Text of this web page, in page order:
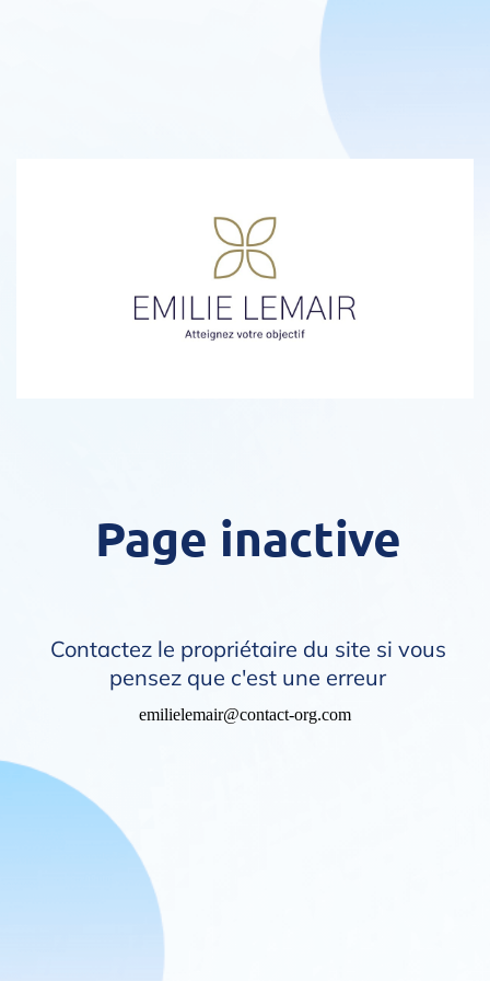
Page inactive
Contactez le propriétaire du site si vous
pensez que c'est une erreur
emilielemair@contact-org.com